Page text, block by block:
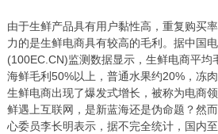
由于生鲜产品具有用户黏性高，重复购买
力的是生鲜电商具有较高的毛利。据中国
(100EC.CN)监测数据显示，生鲜电商平均
海鲜毛利50%以上，普通水果约20%，冻
生鲜电商出现了爆发式增长，被称为电商
鲜遇上互联网，是新蓝海还是伪命题？然
心委员李长明表示，据不完全统计，国内